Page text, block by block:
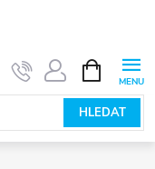
HLEDAT
NÁKUPNÍ
KOŠÍK